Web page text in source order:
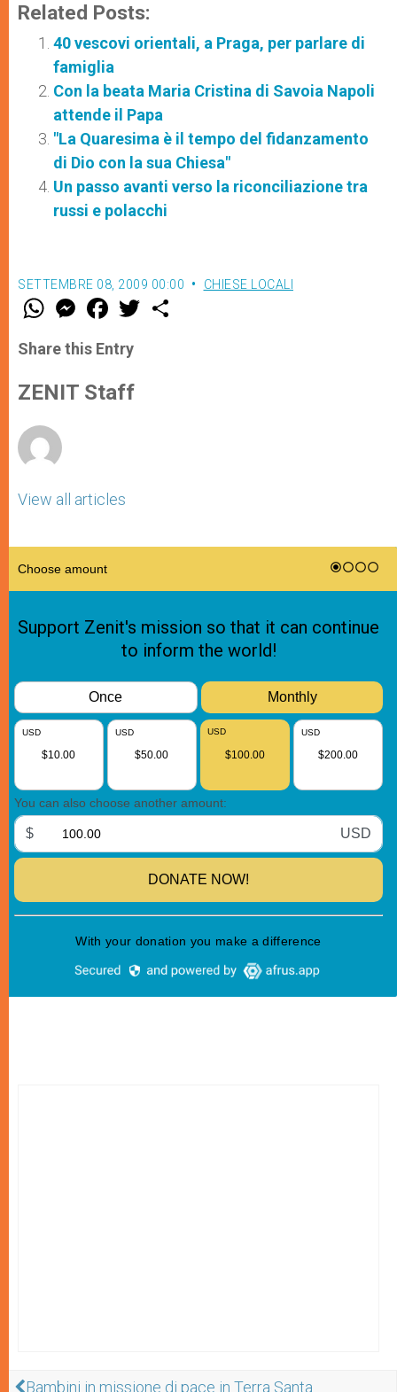
Related Posts:
40 vescovi orientali, a Praga, per parlare di
famiglia
Con la beata Maria Cristina di Savoia Napoli
attende il Papa
"La Quaresima è il tempo del fidanzamento
di Dio con la sua Chiesa"
Un passo avanti verso la riconciliazione tra
russi e polacchi
SETTEMBRE 08, 2009 00:00 CHIESE LOCALI
W
t
s
p
p
M
e
s
e
g
e
F
a
e
b
o
k
w
Share this Entry
ZENIT Staff
View all articles
Bambini in missione di pace in Terra Santa